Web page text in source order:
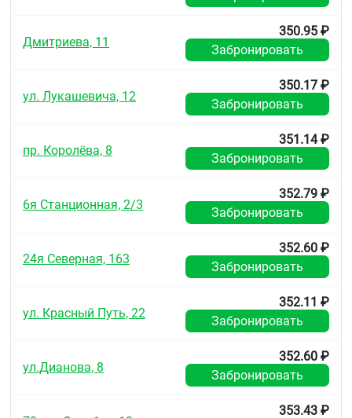
Хранить в недоступном для детей месте.
Отпускают без рецепта
Дмитриева, 11
350.95 ₽
Забронировать
ул. Лукашевича, 12
350.17 ₽
Забронировать
пр. Королёва, 8
351.14 ₽
Забронировать
6я Станционная, 2/3
352.79 ₽
Забронировать
24я Северная, 163
352.60 ₽
Забронировать
ул. Красный Путь, 22
352.11 ₽
Забронировать
ул.Дианова, 8
352.60 ₽
Забронировать
353.43 ₽